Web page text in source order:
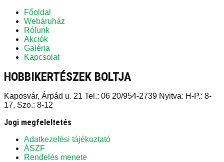
Főoldal
Webáruház
Rólunk
Akciók
Galéria
Kapcsolat
HOBBIKERTÉSZEK BOLTJA
Kaposvár, Árpád u. 21 Tel.: 06 20/954-2739 Nyitva: H-P.: 8-
17, Szo.: 8-12
Jogi megfeleltetés
Adatkezelési tájékoztató
ÁSZF
Rendelés menete